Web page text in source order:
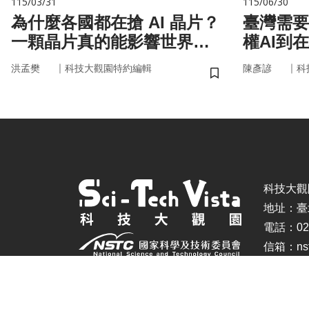
為什麼各國都在搶 AI 晶片？
一顆晶片真的能影響世界
嗎？
洪孟樊 ｜ 科技大觀園特約編輯
儲存書籤
臺灣需
權AI到
陳彥諺 ｜ 科
科技大
地址：
電話：
信箱：